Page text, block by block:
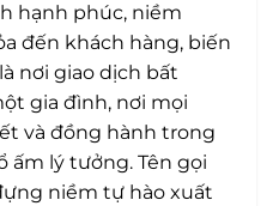
hạnh phúc, niềm
đến khách hàng, biến
nơi giao dịch bất
gia đình, nơi mọi
và đồng hành trong
lý tưởng. Tên gọi
niềm tự hào xuất